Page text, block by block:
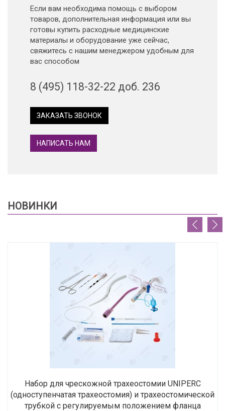
Если вам необходима помощь с выбором
товаров, дополнительная информация или вы
готовы купить расходные медицинские
материалы и оборудование уже сейчас,
свяжитесь с нашим менеджером удобным для
вас способом
8 (495) 118-32-22 доб. 236
ЗАКАЗАТЬ ЗВОНОК
НАПИСАТЬ НАМ
НОВИНКИ
Набор для чрескожной трахеостомии UNIPERC
(одноступенчатая трахеостомия) и трахеостомической
трубкой с регулируемым положением фланца